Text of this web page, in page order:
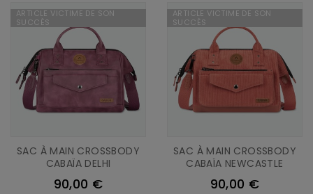
SAC À MAIN CROSSBODY
CABAÏA DELHI
90,00 €
ARTICLE VICTIME DE SON
SUCCÈS
SAC À MAIN CROSSBODY
CABAÏA NEWCASTLE
90,00 €
ARTICLE VICTIME DE SON
SUCCÈS